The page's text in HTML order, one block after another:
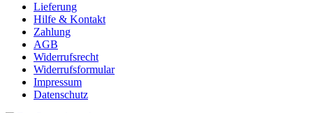
Lieferung
Hilfe & Kontakt
Zahlung
AGB
Widerrufsrecht
Widerrufsformular
Impressum
Datenschutz